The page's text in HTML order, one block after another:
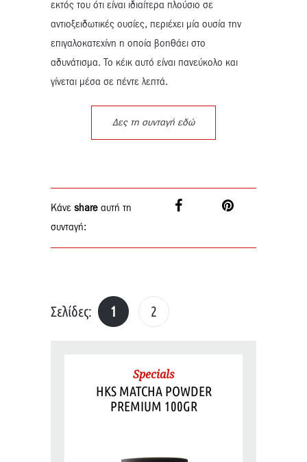
εκτός του ότι είναι ιδιαίτερα πλούσιο σε
αντιοξειδωτικές ουσίες, περιέχει μία ουσία την
επιγαλοκατεχίνη η οποία βοηθάει στο
αδυνάτισμα. Το κέικ αυτό είναι πανεύκολο και
γίνεται μέσα σε πέντε λεπτά.
Δες τη συνταγή εδώ
Κάνε share αυτή τη
συνταγή:
Σελίδες: 1 2
Specials
HKS MATCHA POWDER
PREMIUM 100GR